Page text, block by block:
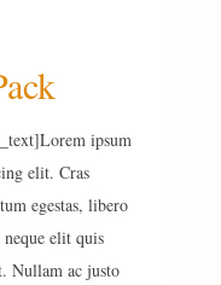
ipsum
elit. Cras
egestas, libero
elit quis
Nullam ac justo